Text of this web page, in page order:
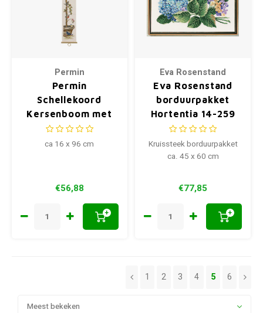
Permin
Permin
Schellekoord
Kersenboom met
Vogeltjes 16 x 96
cm 35-1367
ca 16 x 96 cm
€56,88
+
Eva Rosenstand
Eva Rosenstand
borduurpakket
Hortentia 14-259
45 x 60 cm
Kruissteek borduurpakket
ca. 45 x 60 cm
€77,85
+
Meest bekeken
1 2 3 4 5 6